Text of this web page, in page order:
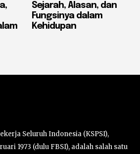
Sejarah, Alasan, dan
Fungsinya dalam
Kehidupan
Seluruh Indonesia (KSPSI),
1973 (dulu FBSI), adalah salah satu